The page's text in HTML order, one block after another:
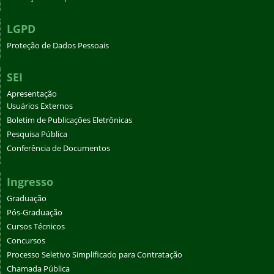
LGPD
Proteção de Dados Pessoais
SEI
Apresentação
Usuários Externos
Boletim de Publicações Eletrônicas
Pesquisa Pública
Conferência de Documentos
Ingresso
Graduação
Pós-Graduação
Cursos Técnicos
Concursos
Processo Seletivo Simplificado para Contratação
Chamada Pública